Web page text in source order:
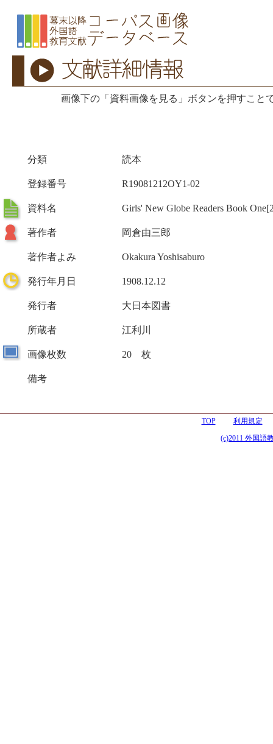
画像下の「資料画像を見る」ボタンを押すこと
分類 読本
登録番号 R19081212OY1-02
資料名 Girls' New Globe Readers Book
著作者 岡倉由三郎
著作者よみ Okakura Yoshisaburo
発行年月日 1908.12.12
発行者 大日本図書
所蔵者 江利川
画像枚数 20 枚
備考
TOP
利用規定
(c)2011 外国語